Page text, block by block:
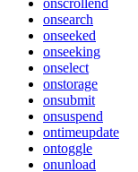
onsearch
onseeked
onseeking
onselect
onstorage
onsubmit
onsuspend
ontimeupdate
ontoggle
onunload